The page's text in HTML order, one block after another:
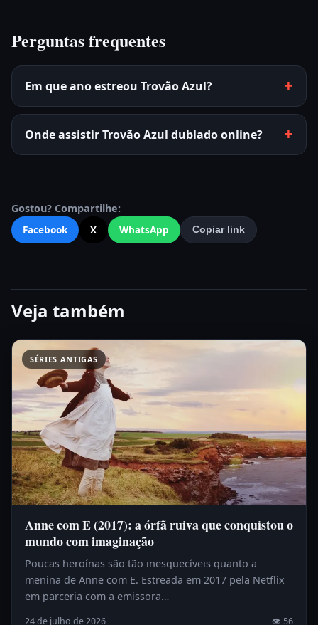
Perguntas frequentes
Em que ano estreou Trovão Azul?
Onde assistir Trovão Azul dublado online?
Gostou? Compartilhe:
Facebook
X WhatsApp Copiar link
Veja também
SÉRIES ANTIGAS
Anne com E (2017): a órfã ruiva que conquistou o
mundo com imaginação
Poucas heroínas são tão inesquecíveis quanto a
menina de Anne com E. Estreada em 2017 pela Netflix
em parceria com a emissora…
24 de julho de 2026 👁 56